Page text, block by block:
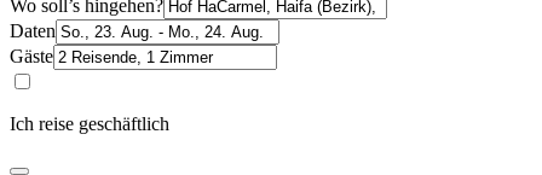
Wo soll’s hingehen?
Daten
Gäste
Ich reise geschäftlich